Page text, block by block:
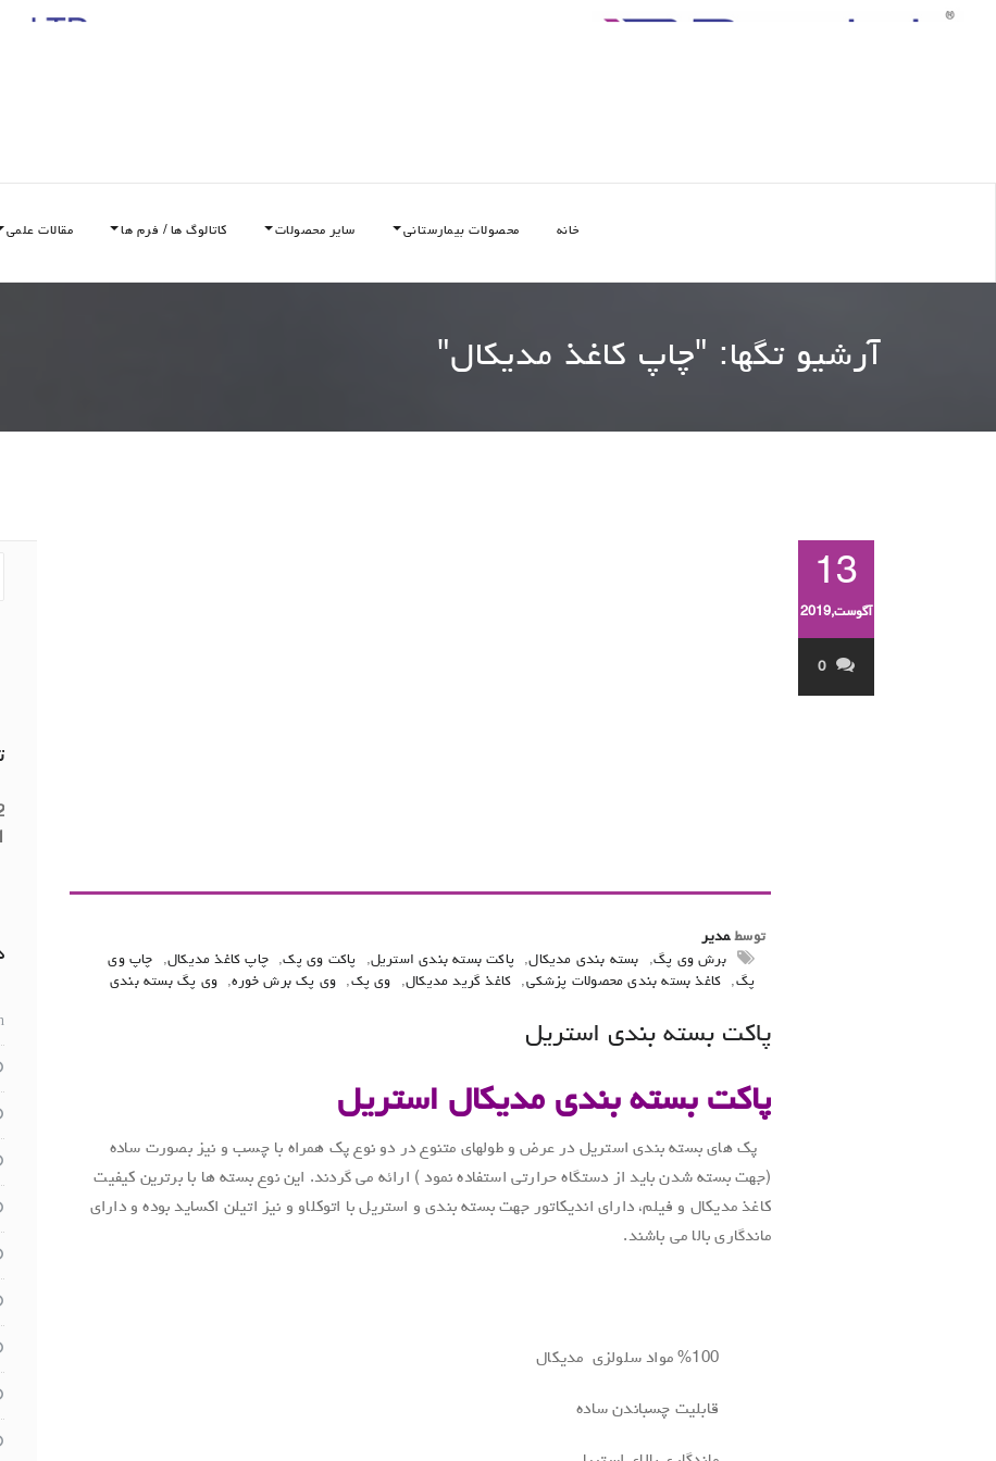
خانه محصولات بیمارستانی سایر محصولات کاتالوگ ها / فرم ها مقالات علمی
آرشیو تگها: "چاپ کاغذ مدیکال"
13
آگوست,2019
0
توسط مدیر
برش وی پگ, بسته بندی مدیکال, پاکت بسته بندی استریل, پاکت وی پک, چاپ کاغذ مدیکال,
چاپ وی
پگ, کاغذ بسته بندی محصولات پزشکی, کاغذ گرید مدیکال, وی پک, وی پک برش خوره, وی پگ بسته بندی
پاکت بسته بندی استریل
پاکت بسته بندی مدیکال استریل
پک های بسته بندی استریل در عرض و طولهای متنوع در دو نوع پک همراه با چسب و نیز بصورت ساده
(جهت بسته شدن باید از دستگاه حرارتی استفاده نمود ) ارائه می گردند. این نوع بسته ها با برترین کیفیت
کاغذ مدیکال و فیلم، دارای اندیکاتور جهت بسته بندی و استریل با اتوکلاو و نیز اتیلن اکساید بوده و دارای
ماندگاری بالا می باشند.
%100 مواد سلولزی مدیکال
قابلیت چسباندن ساده